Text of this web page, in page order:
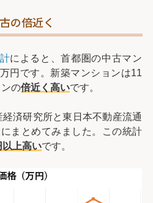
の倍近く
によると、首都圏の中古マン
円です。新築マンションは11
の倍近く高いです。
済研究所と東日本不動産流通
まとめてみました。この統計
以上高いです。